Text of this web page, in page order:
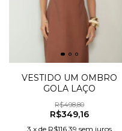
VESTIDO UM OMBRO
GOLA LAÇO
R$498,80
R$349,16
3 xde R$116,39 sem juros